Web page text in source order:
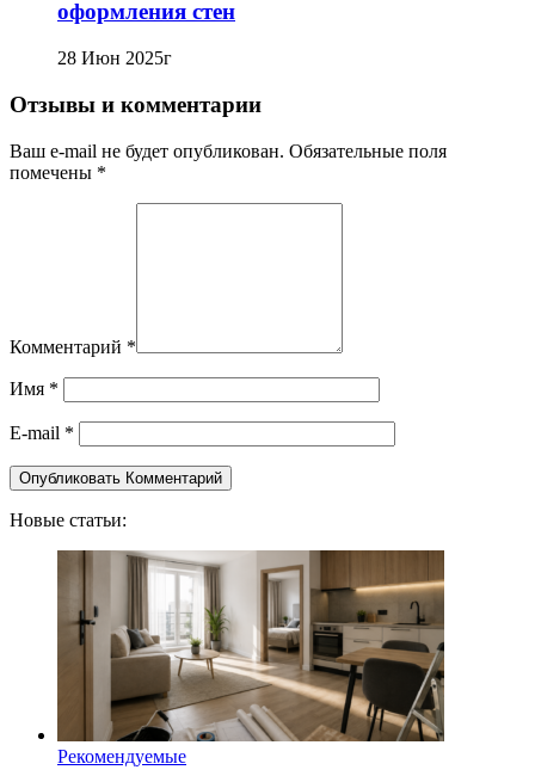
оформления стен
28 Июн 2025г
Отзывы и комментарии
Ваш e-mail не будет опубликован. Обязательные поля
помечены *
Комментарий *
Имя *
E-mail *
Новые статьи:
Рекомендуемые